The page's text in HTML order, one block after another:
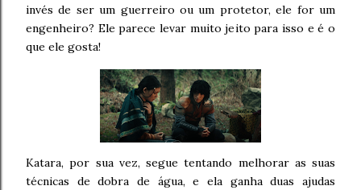
invés de ser um guerreiro ou um protetor, ele for um
engenheiro? Ele parece levar muito jeito para isso e é o
que ele gosta!
Katara, por sua vez, segue tentando melhorar as suas
técnicas de dobra de água, e ela ganha duas ajudas